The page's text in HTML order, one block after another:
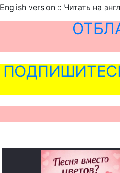
English version :: Читать на